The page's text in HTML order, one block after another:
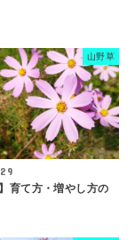
山野草
育て方・増やし方の